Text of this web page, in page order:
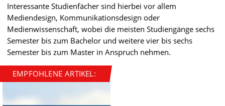
Interessante Studienfächer sind hierbei vor allem
Mediendesign, Kommunikationsdesign oder
Medienwissenschaft, wobei die meisten Studiengänge sechs
Semester bis zum Bachelor und weitere vier bis sechs
Semester bis zum Master in Anspruch nehmen.
EMPFOHLENE ARTIKEL: